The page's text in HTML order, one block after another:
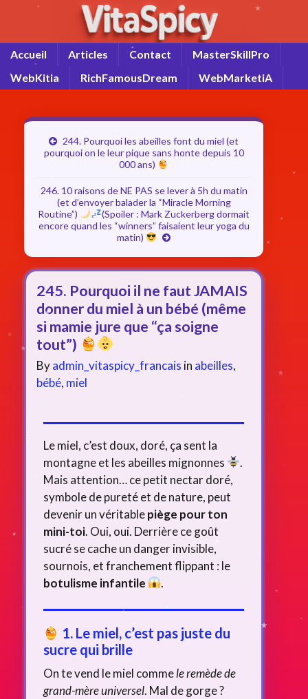
Accueil Articles Contact
MasterSkillPro
WebKitia
RichFamousDream WebMarketiA
244. Pourquoi les abeilles font du miel (et
pourquoi on le leur pique sans honte depuis 10
000 ans)
246. 10 raisons de NE PAS se lever à 5h du matin
(et d’envoyer balader la “Miracle Morning
Routine”)
(Spoiler : Mark Zuckerberg dormait
encore quand les “winners” faisaient leur yoga du
matin)
245. Pourquoi il ne faut JAMAIS
donner du miel à un bébé (même
si mamie jure que “ça soigne
tout”)
Byadmin_vitaspicy_francais in abeilles,
bébé, miel
Le miel, c’est doux, doré, ça sent la
montagne et les abeilles mignonnes
.
Mais attention… ce petit nectar doré,
symbole de pureté et de nature, peut
devenir un véritablepiège pour ton
mini-toi. Oui, oui. Derrière ce goût
sucré se cache un danger invisible,
sournois, et franchement flippant : le
botulisme infantile
.
1. Le miel, c’est pas juste du
sucre qui brille
On te vend le miel commele remède de
grand-mère universel. Mal de gorge ?